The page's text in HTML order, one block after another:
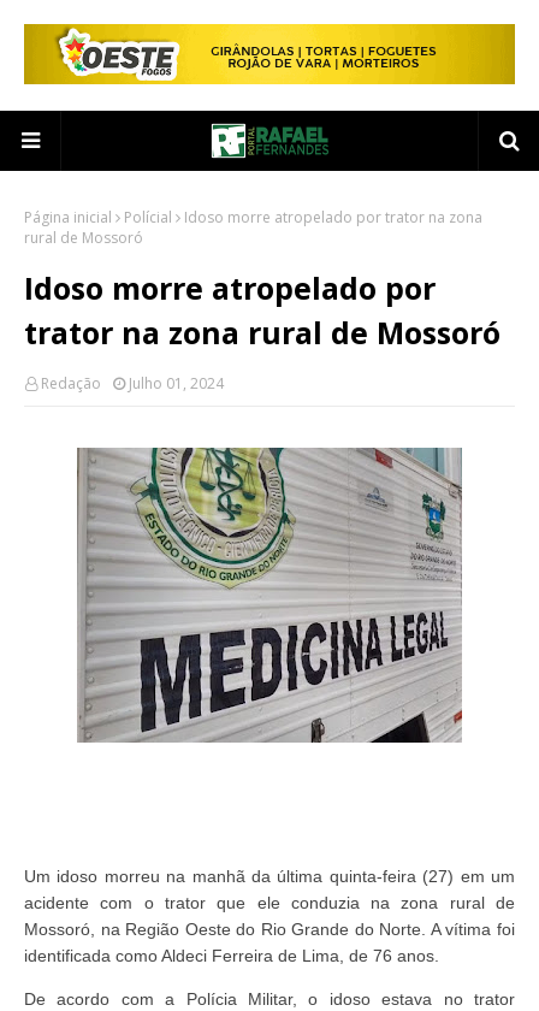
Página inicial Polícial
Idoso morre atropelado por trator na zona
rural de Mossoró
Idoso morre atropelado por
trator na zona rural de Mossoró
Redação Julho 01, 2024
Um idoso morreu na manhã da última quinta-feira (27) em um
acidente com o trator que ele conduzia na zona rural de
Mossoró, na Região Oeste do Rio Grande do Norte. A vítima foi
identificada como Aldeci Ferreira de Lima, de 76 anos.
De acordo com a Polícia Militar, o idoso estava no trator